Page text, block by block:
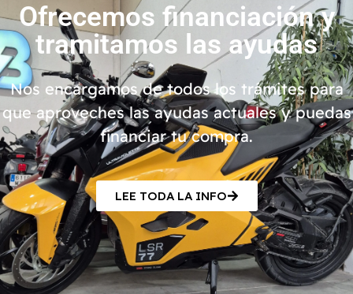
Ofrecemos financiación y
tramitamos las ayudas
Nos encargamos de todos los trámites para
que aproveches las ayudas actuales y puedas
financiar tu compra.
LEE TODA LA INFO